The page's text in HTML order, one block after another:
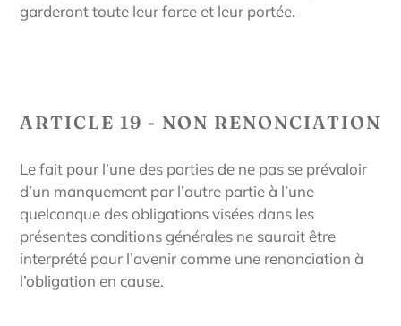
garderont toute leur force et leur portée.
ARTICLE 19 - NON RENONCIATION
Le fait pour l’une des parties de ne pas se prévaloir
d’un manquement par l’autre partie à l’une
quelconque des obligations visées dans les
présentes conditions générales ne saurait être
interprété pour l’avenir comme une renonciation à
l’obligation en cause.